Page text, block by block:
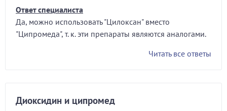
Ответ специалиста
Да, можно использовать "Цилоксан" вместо
"Ципромеда", т. к. эти препараты являются аналогами.
Читать все ответы
Диоксидин и ципромед